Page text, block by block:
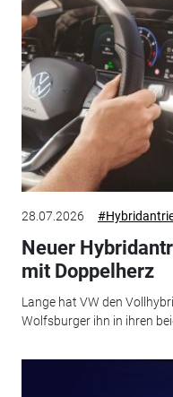
28.07.2026
Neuer
mit Doppelherz
Lange hat VW den
Wolfsburger ihn in ihren